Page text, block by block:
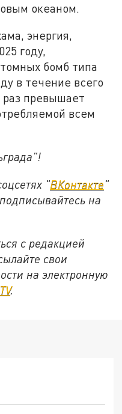
океаном.
энергия,
году,
бомб типа
в течение всего
раз превышает
всем
"ВКонтакте"
на
с редакцией
свои
на электронную
.